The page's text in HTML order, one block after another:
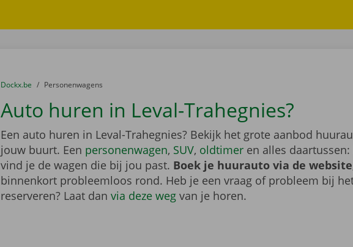
U bevindt zich hier:
van
Dockx.be naar
Personenwagens
Auto huren in Leval-Trahegnies?
Een auto huren in Leval-Trahegnies? Bekijk het grote aanbod
jouw buurt. Een personenwagen, SUV, oldtimeren alles daartussen:
vind je de wagen die bij jou past. Boek je huurauto via de website
binnenkort probleemloos rond. Heb je een vraag of probleem bij
reserveren? Laat dan via deze wegvan je horen.